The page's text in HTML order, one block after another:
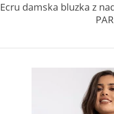
Ecru damska bluzka z